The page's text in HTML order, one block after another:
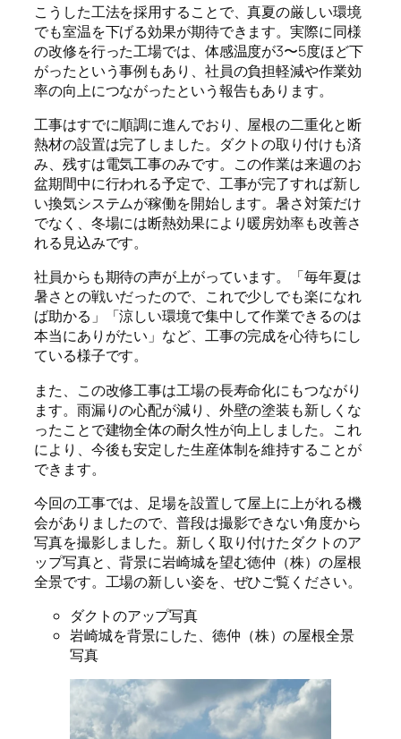
こうした工法を採用することで、真夏の厳しい環境
でも室温を下げる効果が期待できます。実際に同様
の改修を行った工場では、体感温度が3〜5度ほど下
がったという事例もあり、社員の負担軽減や作業効
率の向上につながったという報告もあります。
工事はすでに順調に進んでおり、屋根の二重化と断
熱材の設置は完了しました。ダクトの取り付けも済
み、残すは電気工事のみです。この作業は来週のお
盆期間中に行われる予定で、工事が完了すれば新し
い換気システムが稼働を開始します。暑さ対策だけ
でなく、冬場には断熱効果により暖房効率も改善さ
れる見込みです。
社員からも期待の声が上がっています。「毎年夏は
暑さとの戦いだったので、これで少しでも楽になれ
ば助かる」「涼しい環境で集中して作業できるのは
本当にありがたい」など、工事の完成を心待ちにし
ている様子です。
また、この改修工事は工場の長寿命化にもつながり
ます。雨漏りの心配が減り、外壁の塗装も新しくな
ったことで建物全体の耐久性が向上しました。これ
により、今後も安定した生産体制を維持することが
できます。
今回の工事では、足場を設置して屋上に上がれる機
会がありましたので、普段は撮影できない角度から
写真を撮影しました。新しく取り付けたダクトのア
ップ写真と、背景に岩崎城を望む徳仲（株）の屋根
全景です。工場の新しい姿を、ぜひご覧ください。
ダクトのアップ写真
岩崎城を背景にした、徳仲（株）の屋根全景
写真